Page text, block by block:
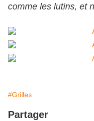
comme les lutins, et
#Grilles
Partager